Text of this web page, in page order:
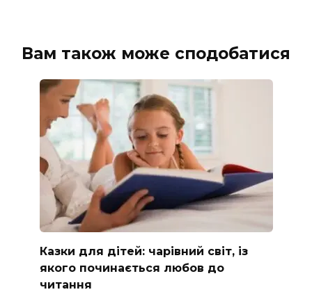
Вам також може сподобатися
Казки для дітей: чарівний світ, із
якого починається любов до
читання